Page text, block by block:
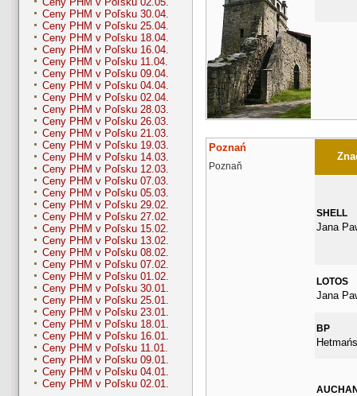
Ceny PHM v Poľsku 30.04.
Ceny PHM v Poľsku 25.04.
Ceny PHM v Poľsku 18.04.
Ceny PHM v Poľsku 16.04.
Ceny PHM v Poľsku 11.04.
Ceny PHM v Poľsku 09.04.
Ceny PHM v Poľsku 04.04.
Ceny PHM v Poľsku 02.04.
Ceny PHM v Poľsku 28.03.
Ceny PHM v Poľsku 26.03.
Ceny PHM v Poľsku 21.03.
Ceny PHM v Poľsku 19.03.
Ceny PHM v Poľsku 14.03.
Ceny PHM v Poľsku 12.03.
Ceny PHM v Poľsku 07.03.
Ceny PHM v Poľsku 05.03.
Ceny PHM v Poľsku 29.02.
Ceny PHM v Poľsku 27.02.
Ceny PHM v Poľsku 15.02.
Ceny PHM v Poľsku 13.02.
Ceny PHM v Poľsku 08.02.
Ceny PHM v Poľsku 07.02.
Ceny PHM v Poľsku 01.02.
Ceny PHM v Poľsku 30.01.
Ceny PHM v Poľsku 25.01.
Ceny PHM v Poľsku 23.01.
Ceny PHM v Poľsku 18.01.
Ceny PHM v Poľsku 16.01.
Ceny PHM v Poľsku 11.01.
Ceny PHM v Poľsku 09.01.
Ceny PHM v Poľsku 04.01.
Ceny PHM v Poľsku 02.01.
Poznań
Poznaň
SHELL
Jana
LOTOS
Jana
BP